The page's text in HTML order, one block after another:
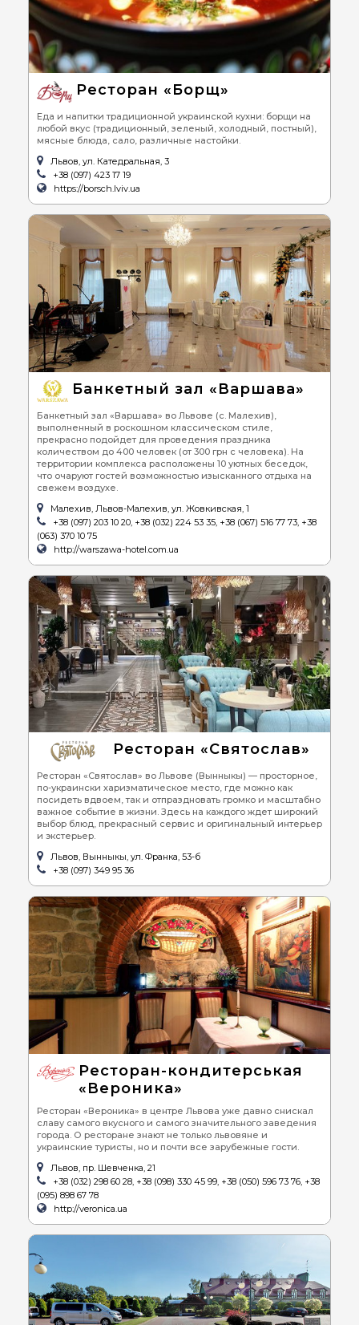
Ресторан «Борщ»
Еда и напитки традиционной украинской кухни: борщи на
любой вкус (традиционный, зеленый, холодный, постный),
мясные блюда, сало, различные настойки.
Львов, ул. Катедральная, 3
+38 (097) 423 17 19
https://borsch.lviv.ua
Банкетный зал «Варшава»
Банкетный зал «Варшава» во Львове (с. Малехив),
выполненный в роскошном классическом стиле,
прекрасно подойдет для проведения праздника
количеством до 400 человек (от 300 грн с человека). На
территории комплекса расположены 10 уютных беседок,
что очаруют гостей возможностью изысканного отдыха на
свежем воздухе.
Малехив, Львов-Малехив, ул. Жовкивская, 1
+38 (097) 203 10 20, +38 (032) 224 53 35, +38 (067) 516 77 73, +38
(063) 370 10 75
http://warszawa-hotel.com.ua
Ресторан «Святослав»
Ресторан «Святослав» во Львове (Вынныкы) — просторное,
по-украински харизматическое место, где можно как
посидеть вдвоем, так и отпраздновать громко и масштабно
важное событие в жизни. Здесь на каждого ждет широкий
выбор блюд, прекрасный сервис и оригинальный интерьер
и экстерьер.
Львов, Вынныкы, ул. Франка, 53-б
+38 (097) 349 95 36
Ресторан-кондитерськая
«Вероника»
Ресторан «Вероника» в центре Львова уже давно снискал
славу самого вкусного и самого значительного заведения
города. О ресторане знают не только львовяне и
украинские туристы, но и почти все зарубежные гости.
Львов, пр. Шевченка, 21
+38 (032) 298 60 28, +38 (098) 330 45 99, +38 (050) 596 73 76, +38
(095) 898 67 78
http://veronica.ua